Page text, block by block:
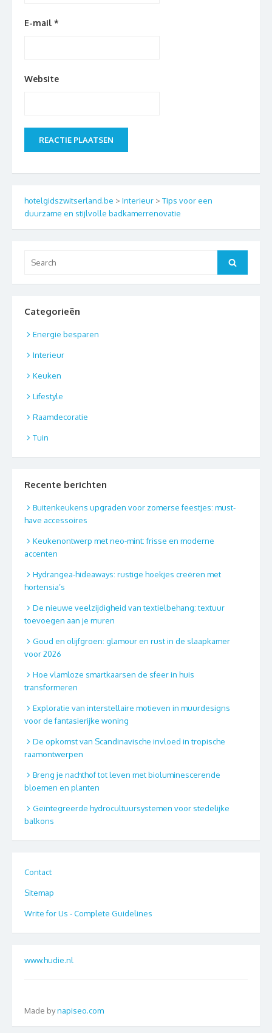
E-mail *
Website
hotelgidszwitserland.be > Interieur > Tips voor een
duurzame en stijlvolle badkamerrenovatie
for:
Search
Categorieën
Energie besparen
Interieur
Keuken
Lifestyle
Raamdecoratie
Tuin
Recente berichten
Buitenkeukens upgraden voor zomerse feestjes: must-
have accessoires
Keukenontwerp met neo-mint: frisse en moderne
accenten
Hydrangea-hideaways: rustige hoekjes creëren met
hortensia’s
De nieuwe veelzijdigheid van textielbehang: textuur
toevoegen aan je muren
Goud en olijfgroen: glamour en rust in de slaapkamer
voor 2026
Hoe vlamloze smartkaarsen de sfeer in huis
transformeren
Exploratie van interstellaire motieven in muurdesigns
voor de fantasierijke woning
De opkomst van Scandinavische invloed in tropische
raamontwerpen
Breng je nachthof tot leven met bioluminescerende
bloemen en planten
Geïntegreerde hydrocultuursystemen voor stedelijke
balkons
Contact
Sitemap
Write for Us - Complete Guidelines
www.hudie.nl
Made bynapiseo.com